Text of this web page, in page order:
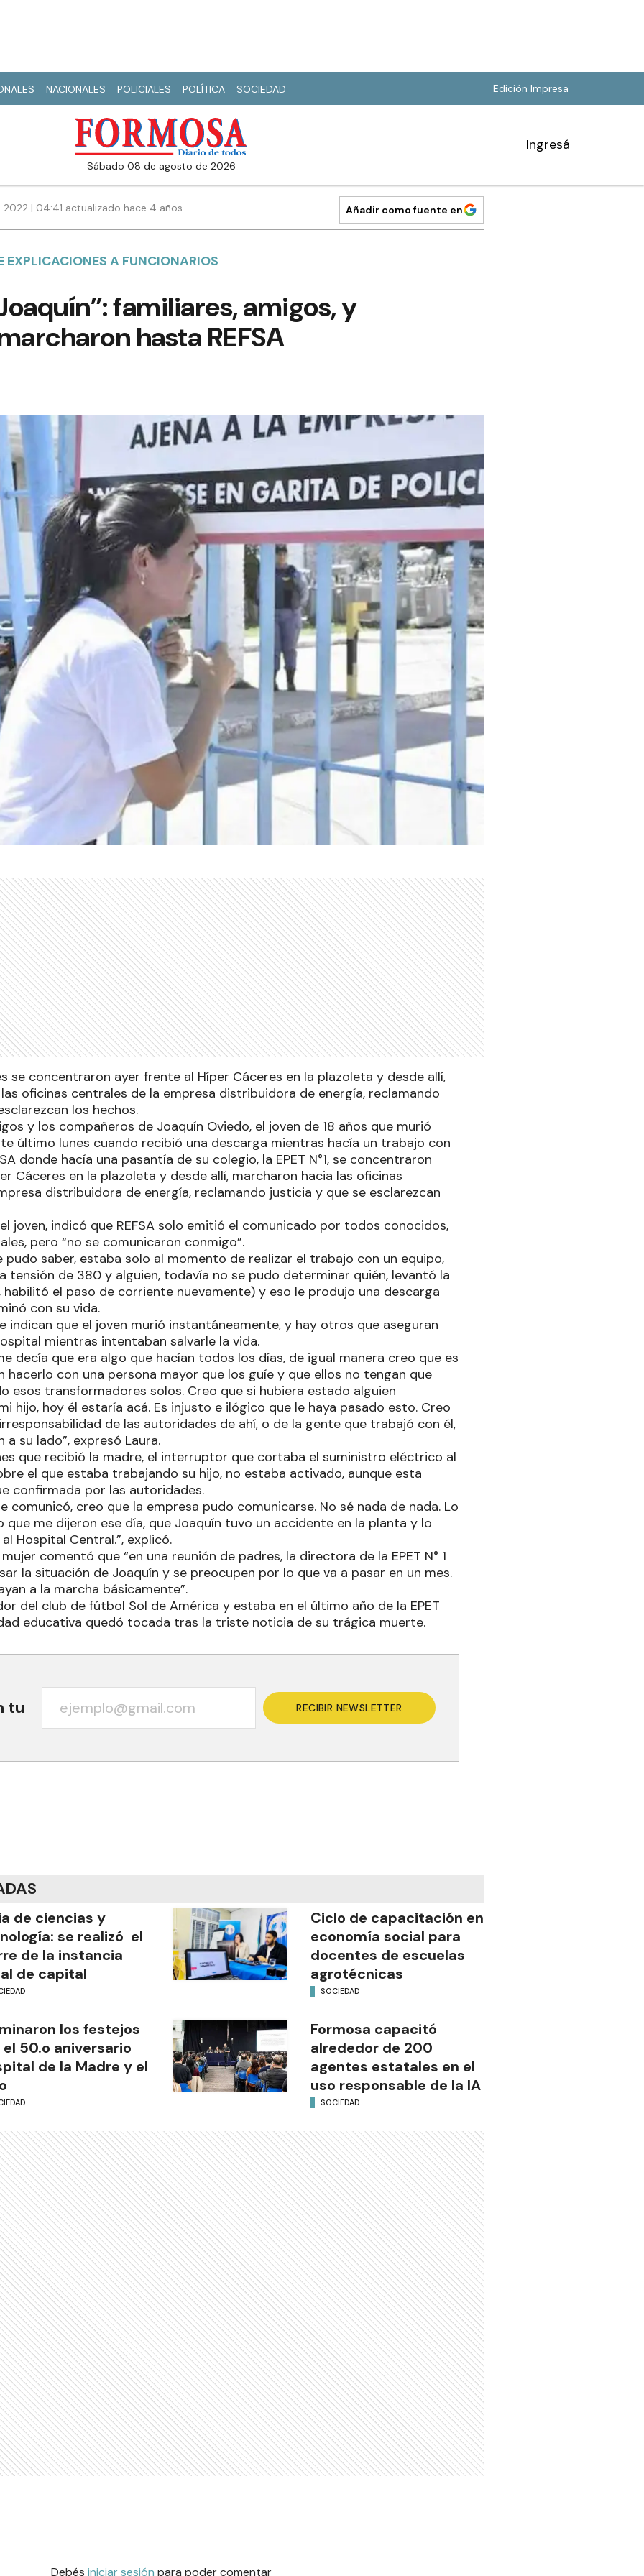
NACIONALES POLICIALES POLÍTICA SOCIEDAD Edición Impresa
sábado 08 de agosto de 2026
Ingresá
| 04:41 actualizado hace 4 años Añadir como fuente en
EXPLICACIONES A FUNCIONARIOS
familiares, amigos, y
hasta REFSA
se concentraron ayer frente al Híper Cáceres en la plazoleta y desde allí,
oficinas centrales de la empresa distribuidora de energía, reclamando
los hechos.
y los compañeros de Joaquín Oviedo, el joven de 18 años que murió
último lunes cuando recibió una descarga mientras hacía un trabajo con
donde hacía una pasantía de su colegio, la EPET N°1, se concentraron
Cáceres en la plazoleta y desde allí, marcharon hacia las oficinas
distribuidora de energía, reclamando justicia y que se esclarezcan
joven, indicó que REFSA solo emitió el comunicado por todos conocidos,
pero “no se comunicaron conmigo”.
pudo saber, estaba solo al momento de realizar el trabajo con un equipo,
tensión de 380 y alguien, todavía no se pudo determinar quién, levantó la
el paso de corriente nuevamente) y eso le produjo una descarga
con su vida.
indican que el joven murió instantáneamente, y hay otros que aseguran
mientras intentaban salvarle la vida.
decía que era algo que hacían todos los días, de igual manera creo que es
hacerlo con una persona mayor que los guíe y que ellos no tengan que
esos transformadores solos. Creo que si hubiera estado alguien
hijo, hoy él estaría acá. Es injusto e ilógico que le haya pasado esto. Creo
de las autoridades de ahí, o de la gente que trabajó con él,
su lado”, expresó Laura.
que recibió la madre, el interruptor que cortaba el suministro eléctrico al
el que estaba trabajando su hijo, no estaba activado, aunque esta
confirmada por las autoridades.
comunicó, creo que la empresa pudo comunicarse. No sé nada de nada. Lo
que me dijeron ese día, que Joaquín tuvo un accidente en la planta y lo
Hospital Central.”, explicó.
comentó que “en una reunión de padres, la directora de la EPET N° 1
la situación de Joaquín y se preocupen por lo que va a pasar en un mes.
a la marcha básicamente”.
del club de fútbol Sol de América y estaba en el último año de la EPET
educativa quedó tocada tras la triste noticia de su trágica muerte.
tu RECIBIR NEWSLETTER
de ciencias y
se realizó el
de la instancia
de capital
Ciclo de capacitación en
economía social para
docentes de escuelas
agrotécnicas
SOCIEDAD
los festejos
50.o aniversario
de la Madre y el
Formosa capacitó
alrededor de 200
agentes estatales en el
uso responsable de la IA
SOCIEDAD
Debés iniciar sesión para poder comentar